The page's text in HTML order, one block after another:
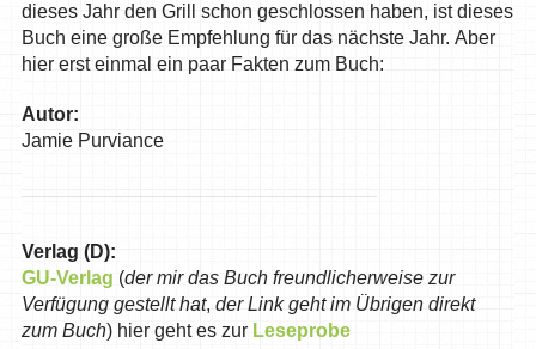
dieses Jahr den Grill schon geschlossen haben, ist dieses
Buch eine große Empfehlung für das nächste Jahr. Aber
hier erst einmal ein paar Fakten zum Buch:
Autor:
Jamie Purviance
Verlag (D):
GU-Verlag (der mir das Buch freundlicherweise zur
Verfügung gestellt hat, der Link geht im Übrigen direkt
zum Buch) hier geht es zur Leseprobe